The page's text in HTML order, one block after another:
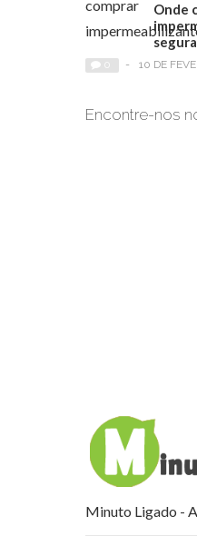
Onde
- 10 DE
Encontre-nos
Minuto Ligado -